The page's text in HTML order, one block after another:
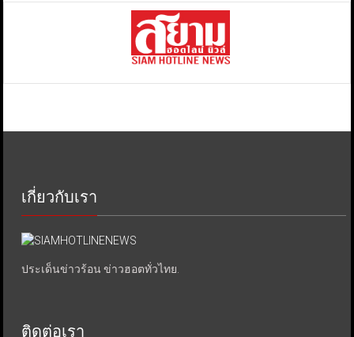
เกี่ยวกับเรา
ประเด็นข่าวร้อน ข่าวฮอตทั่วไทย.
ติดต่อเรา